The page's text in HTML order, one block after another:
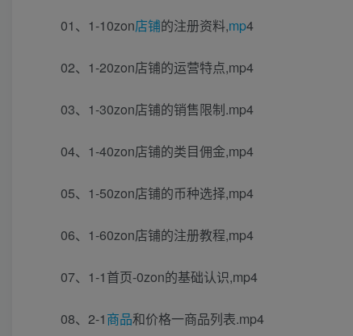
01、1-10zon店铺的注册资料,mp4
02、1-20zon店铺的运营特点,mp4
03、1-30zon店铺的销售限制.mp4
04、1-40zon店铺的类目佣金,mp4
05、1-50zon店铺的币种选择,mp4
06、1-60zon店铺的注册教程,mp4
07、1-1首页-0zon的基础认识,mp4
08、2-1商品和价格一商品列表.mp4